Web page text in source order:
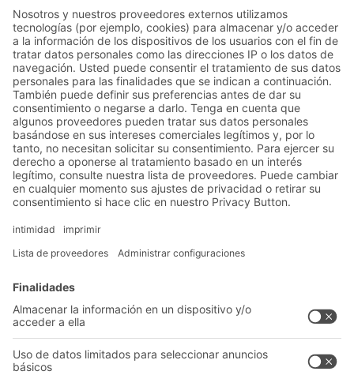
una solución de almacenamiento BITO
Soluciones
Soluciones intralogísticas
Cajas y contenedores
Sistemas de transporte
Nuestros servicios
Asesoramiento y servicioEmpresa